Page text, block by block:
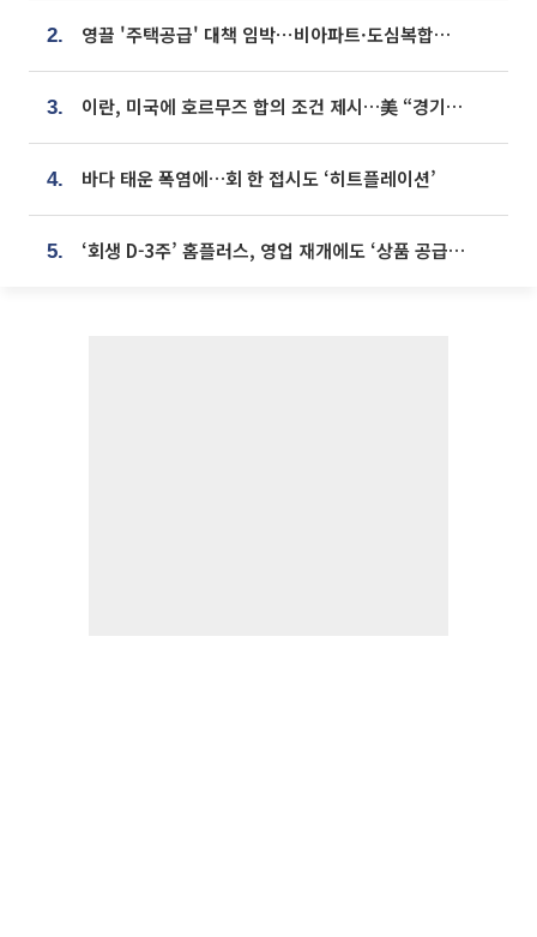
2. 영끌 '주택공급' 대책 임박⋯비아파트·도심복합까지 총동원
3. 이란, 미국에 호르무즈 합의 조건 제시…美 “경기 아직 안 끝나” [종합]
4. 바다 태운 폭염에…회 한 접시도 ‘히트플레이션’
5. ‘회생 D-3주’ 홈플러스, 영업 재개에도 ‘상품 공급망’ 복구가 생존 관건